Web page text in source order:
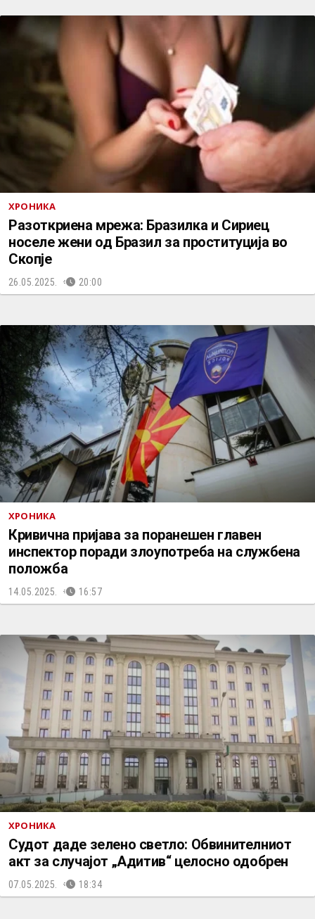
ХРОНИКА
Разоткриена мрежа: Бразилка и Сириец
носеле жени од Бразил за проституција во
Скопје
26.05.2025. 20:00
ХРОНИКА
Кривична пријава за поранешен главен
инспектор поради злоупотреба на службена
положба
14.05.2025. 16:57
ХРОНИКА
Судот даде зелено светло: Обвинителниот
акт за случајот „Адитив“ целосно одобрен
07.05.2025. 18:34